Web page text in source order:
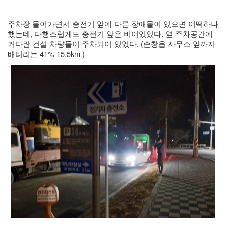
주차장 들어가면서 충전기 앞에 다른 장애물이 있으면 어떡하나
했는데, 다행스럽게도 충전기 앞은 비어있었다. 옆 주차공간에
커다란 건설 차량들이 주차되어 있었다. (순창읍 사무소 앞까지
배터리는 41% 15.5km )
번
충
전...
by
모
델
S
캠
퍼
모
드
kfmes